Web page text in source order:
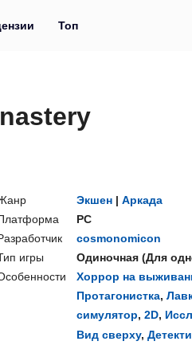
Топ
Экшен | Аркада
PC
cosmonomicon
игры
Одиночная (Для
Хоррор на
Протагонистка,
симулятор, 2D,
Вид сверху,